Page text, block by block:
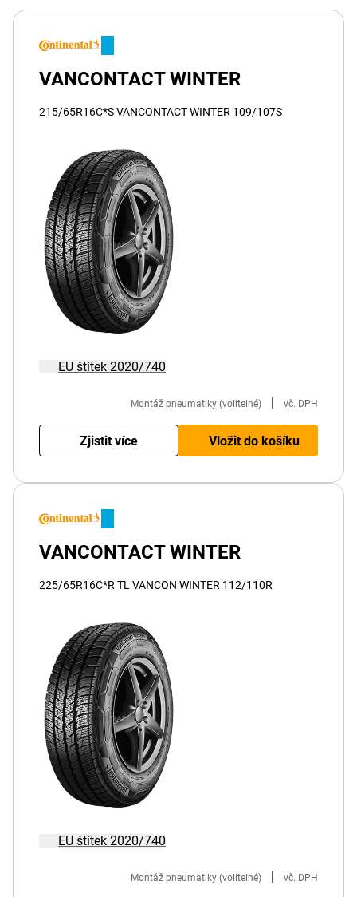
VANCONTACT WINTER
215/65R16C*S VANCONTACT WINTER 109/107S
EU štítek 2020/740
Montáž pneumatiky (volitelné) vč. DPH
Zjistit více Vložit do košíku
VANCONTACT WINTER
225/65R16C*R TL VANCON WINTER 112/110R
EU štítek 2020/740
Montáž pneumatiky (volitelné) | vč. DPH